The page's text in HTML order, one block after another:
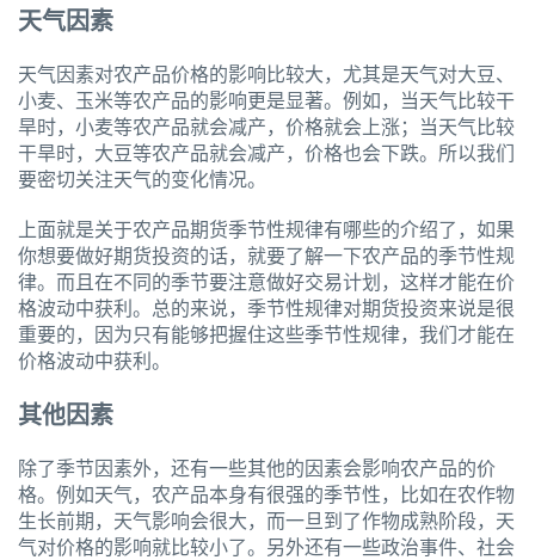
天气因素
天气因素对农产品价格的影响比较大，尤其是天气对大豆、
小麦、玉米等农产品的影响更是显著。例如，当天气比较干
旱时，小麦等农产品就会减产，价格就会上涨；当天气比较
干旱时，大豆等农产品就会减产，价格也会下跌。所以我们
要密切关注天气的变化情况。
上面就是关于农产品期货季节性规律有哪些的介绍了，如果
你想要做好期货投资的话，就要了解一下农产品的季节性规
律。而且在不同的季节要注意做好交易计划，这样才能在价
格波动中获利。总的来说，季节性规律对期货投资来说是很
重要的，因为只有能够把握住这些季节性规律，我们才能在
价格波动中获利。
其他因素
除了季节因素外，还有一些其他的因素会影响农产品的价
格。例如天气，农产品本身有很强的季节性，比如在农作物
生长前期，天气影响会很大，而一旦到了作物成熟阶段，天
气对价格的影响就比较小了。另外还有一些政治事件、社会